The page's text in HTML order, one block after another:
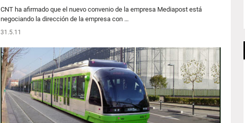
CNT ha afirmado que el nuevo convenio de la empresa Mediapost está
negociando la dirección de la empresa con …
31.5.11